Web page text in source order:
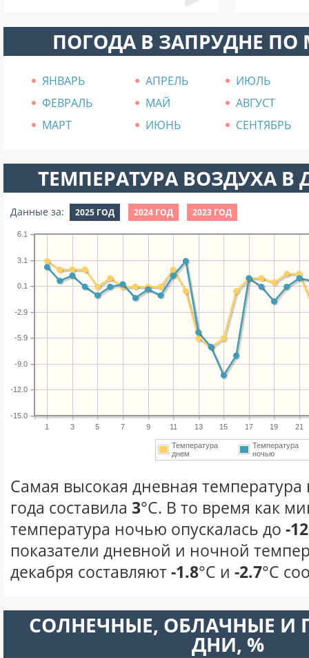
ПОГОДА В ЗАПРУДНЕ
ЯНВАРЬ АПРЕЛЬ
ИЮЛЬ
ФЕВРАЛЬ
МАЙ
АВГУСТ
МАРТ
ИЮНЬ СЕНТЯБРЬ
ТЕМПЕРАТУРА ВОЗДУХА В
Данные за: 2025 ГОД 2024 ГОД 2023 ГОД
1 3 5 7 9 11 13 15 17 19 21
-15.0
-12.0
-9.0
-5.9
-2.9
0.1
3.1
6.1
Температура
днем
Температура
ночью
Самая высокая дневная температура
года составила 3°С. В то время как
температура ночью опускалась до -12
показатели дневной и ночной
декабря составляют-1.8°С и -2.7°С
CОЛНЕЧНЫЕ, ОБЛАЧНЫЕ И
ДНИ, %